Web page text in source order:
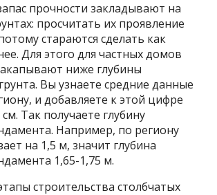
прочности закладывают на
просчитать их проявление
стараются сделать как
Для этого для частных домов
ниже глубины
Вы узнаете средние данные
и добавляете к этой цифре
Так получаете глубину
Например, по региону
на 1,5 м, значит глубина
1,65-1,75 м.